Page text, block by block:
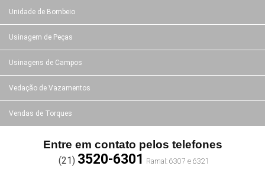
Unidade de Bombeio
Usinagem de Peças
Usinagens de Campos
Vedação de Vazamentos
Vendas de Torques
Entre em contato pelos telefones
(21) 3520-6301